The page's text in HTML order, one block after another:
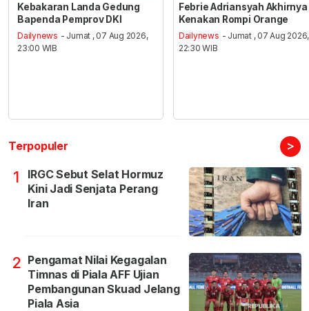
Kebakaran Landa Gedung
Bapenda Pemprov DKI
Dailynews - Jumat , 07 Aug 2026,
23:00 WIB
Febrie Adriansyah Akhirnya
Kenakan Rompi Orange
Dailynews - Jumat , 07 Aug 2026,
22:30 WIB
Terpopuler >
1
IRGC Sebut Selat Hormuz
Kini Jadi Senjata Perang
Iran
2 Pengamat Nilai Kegagalan
Timnas di Piala AFF Ujian
Pembangunan Skuad Jelang
Piala Asia